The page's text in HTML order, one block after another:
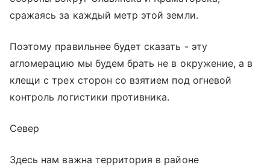
сражаясь за каждый метр этой земли.
Поэтому правильнее будет сказать - эту
агломерацию мы будем брать не в окружение, а в
клещи с трех сторон со взятием под огневой
контроль логистики противника.
Север
Здесь нам важна территория в районе